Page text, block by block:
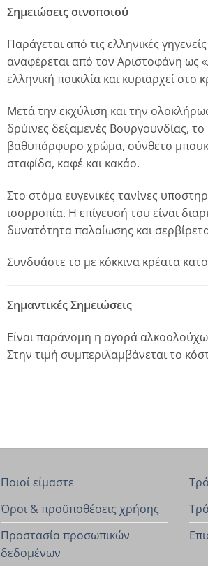
Σημειώσεις οινοποιού
Παράγεται από τις ελληνικές
αναφέρεται από τον Αριστοφάνη ως
ελληνική ποικιλία και κυριαρχεί στο
Μετά την εκχύλιση και την
δρύινες δεξαμενές Βουργουνδίας,
βαθυπόρφυρο χρώμα, σύνθετο
σταφίδα, καφέ και κακάο.
Στο στόμα ευγενικές τανίνες
ισορροπία. Η επίγευσή του είναι
δυνατότητα παλαίωσης και
Συνδυάστε το με κόκκινα κρέατα
Σημαντικές Σημειώσεις
Είναι παράνομη η αγορά
Στην τιμή συμπεριλαμβάνεται το
Ποιοί είμαστε
Όροι & προϋποθέσεις χρήσης
Προστασία προσωπικών
δεδομένων